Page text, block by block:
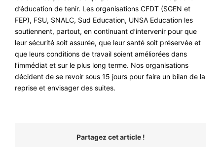
d’éducation de tenir. Les organisations CFDT (SGEN et
FEP), FSU, SNALC, Sud Education, UNSA Education les
soutiennent, partout, en continuant d’intervenir pour que
leur sécurité soit assurée, que leur santé soit préservée et
que leurs conditions de travail soient améliorées dans
l’immédiat et sur le plus long terme. Nos organisations
décident de se revoir sous 15 jours pour faire un bilan de la
reprise et envisager des suites.
Partagez cet article !